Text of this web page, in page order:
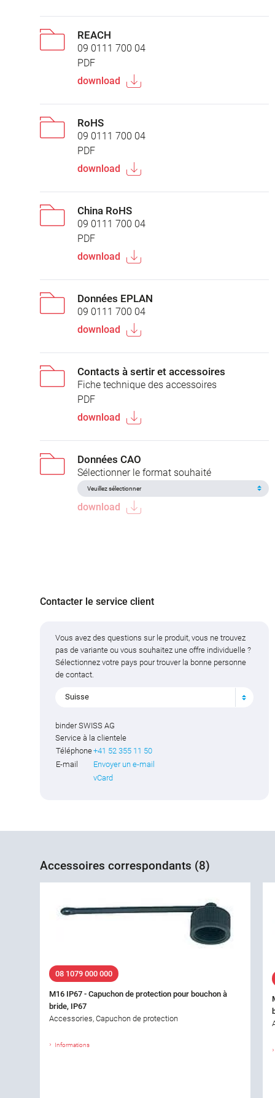
REACH
09 0111 700 04
PDF
download
RoHS
09 0111 700 04
PDF
download
China RoHS
09 0111 700 04
PDF
download
Données EPLAN
09 0111 700 04
download
Contacts à sertir et accessoires
Fiche technique des accessoires
PDF
download
Données CAO
Sélectionner le format souhaité
download
Contacter le service client
Vous avez des questions sur le produit, vous ne trouvez
pas de variante ou vous souhaitez une offre individuelle ?
Sélectionnez votre pays pour trouver la bonne personne
de contact.
Suisse
binder SWISS AG
Service à la clientele
Téléphone+41 52 355 11 50
E-mail
Envoyer un e-mail
vCard
Accessoires correspondants (8)
08 1079 000 000
M16 IP67 - Capuchon de protection pour bouchon à
bride, IP67
Accessories, Capuchon de protection
Informations